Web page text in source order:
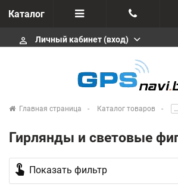
Каталог
Отзывы
+375 291646666
msa333
info@gpsnavi.by
perm_identity Личный кабинет (вход)
Главная страница Каталог товаров
Гирлянды и световые
touch_app Показать фильтр